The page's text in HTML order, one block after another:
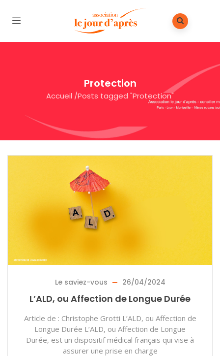
Protection
Accueil /Posts tagged "Protection"
Le saviez-vous 26/04/2024
L’ALD, ou Affection de Longue Durée
Article de : Christophe Grotti L’ALD, ou Affection de
Longue Durée L’ALD, ou Affection de Longue
Durée, est un dispositif médical français qui vise à
assurer une prise en charge